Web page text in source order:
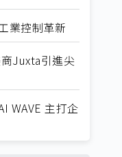
業控制革新
Juxta引進尖
WAVE 主打企